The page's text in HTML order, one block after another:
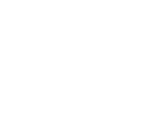
альбіцію з білими, жовтими або
із золотистими щільними суцвіттями.
Купити альбіцію можна для
тропічної декоративної рослини.
саду можна використовувати сорти: